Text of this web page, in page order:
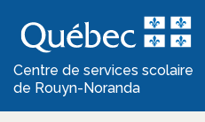
Centre de services scolaire
de Rouyn-Noranda